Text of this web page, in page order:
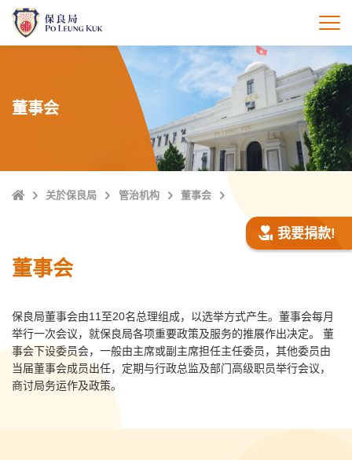
打
董事会
Home关於保良局 管治机构 董事会
我要捐款!
董事会
保良局董事会由11至20名总理组成，以选举方式产生。董事会每月
举行一次会议，就保良局各项重要政策及服务的推展作出决定。 董
事会下设委员会，一般由主席或副主席担任主任委员，其他委员由
当届董事会成员出任，定期与行政总监及部门高级职员举行会议，
商讨局务运作及政策。